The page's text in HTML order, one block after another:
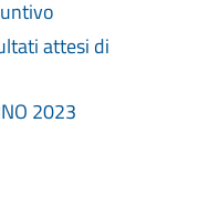
attesi di
2023